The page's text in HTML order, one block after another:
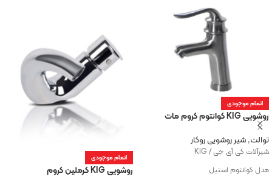
اتمام موجودی
روشویی KIG کوانتوم کروم مات
توالت,شیر روشویی روکار
شیرآلات کی آی جی / KIG
مدل کوانتوم استیل
اتمام موجودی
روشویی KIG کرملین کروم